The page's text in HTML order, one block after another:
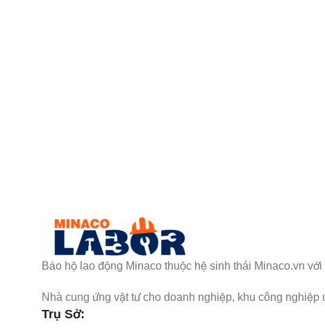
Bảo hộ lao động Minaco thuộc hệ sinh thái Minaco.vn
Nhà cung ứng vật tư cho doanh nghiệp, khu công
Trụ Sở: